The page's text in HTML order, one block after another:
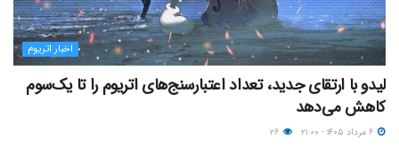
اخبار اتریوم
لیدو با ارتقای جدید، تعداد اعتبارسنج‌های اتریوم را تا یک‌سوم
کاهش می‌دهد